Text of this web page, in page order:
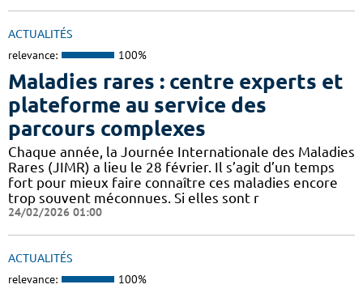
ACTUALITÉS
relevance: 100%
Maladies rares : centre experts et
plateforme au service des
parcours complexes
Chaque année, la Journée Internationale des Maladies
Rares (JIMR) a lieu le 28 février. Il s’agit d’un temps
fort pour mieux faire connaître ces maladies encore
trop souvent méconnues. Si elles sont r
24/02/2026 01:00
ACTUALITÉS
relevance: 100%